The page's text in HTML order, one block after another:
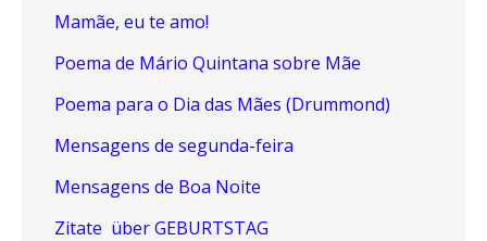
Mamãe, eu te amo!
Poema de Mário Quintana sobre Mãe
Poema para o Dia das Mães (Drummond)
Mensagens de segunda-feira
Mensagens de Boa Noite
Zitate über GEBURTSTAG